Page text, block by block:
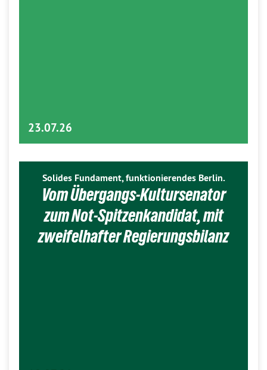
23.07.26
Solides Fundament, funktionierendes Berlin.
Vom Übergangs-Kultursenator
zum Not-Spitzenkandidat, mit
zweifelhafter Regierungsbilanz